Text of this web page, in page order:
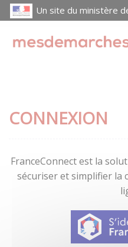
Un site du ministère
CONNEXION
FranceConnect est la
sécuriser et simplifier la